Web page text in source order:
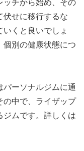
ッチから始め、その
伏せに移行するな
くと良いでしょ
個別の健康状態につ
パーソナルジムに通
の中で、ライザップ
ジムです。詳しくは